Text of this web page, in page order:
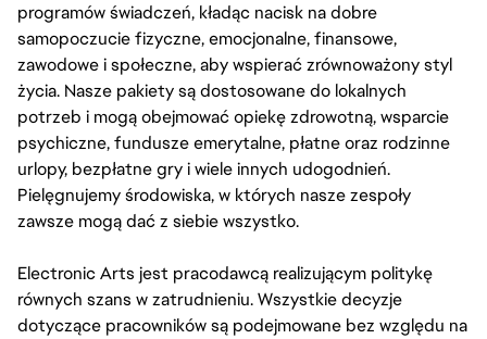
programów świadczeń, kładąc nacisk na dobre
samopoczucie fizyczne, emocjonalne, finansowe,
zawodowe i społeczne, aby wspierać zrównoważony styl
życia. Nasze pakiety są dostosowane do lokalnych
potrzeb i mogą obejmować opiekę zdrowotną, wsparcie
psychiczne, fundusze emerytalne, płatne oraz rodzinne
urlopy, bezpłatne gry i wiele innych udogodnień.
Pielęgnujemy środowiska, w których nasze zespoły
zawsze mogą dać z siebie wszystko.
Electronic Arts jest pracodawcą realizującym politykę
równych szans w zatrudnieniu. Wszystkie decyzje
dotyczące pracowników są podejmowane bez względu na